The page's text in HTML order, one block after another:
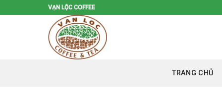
to
VẠN LỘC COFFEE
TRANG CHỦ